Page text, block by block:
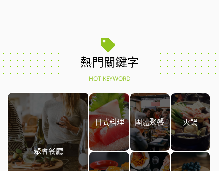
熱門關鍵字
HOT KEYWORD
聚會餐廳
日式料理 團體聚餐 火鍋